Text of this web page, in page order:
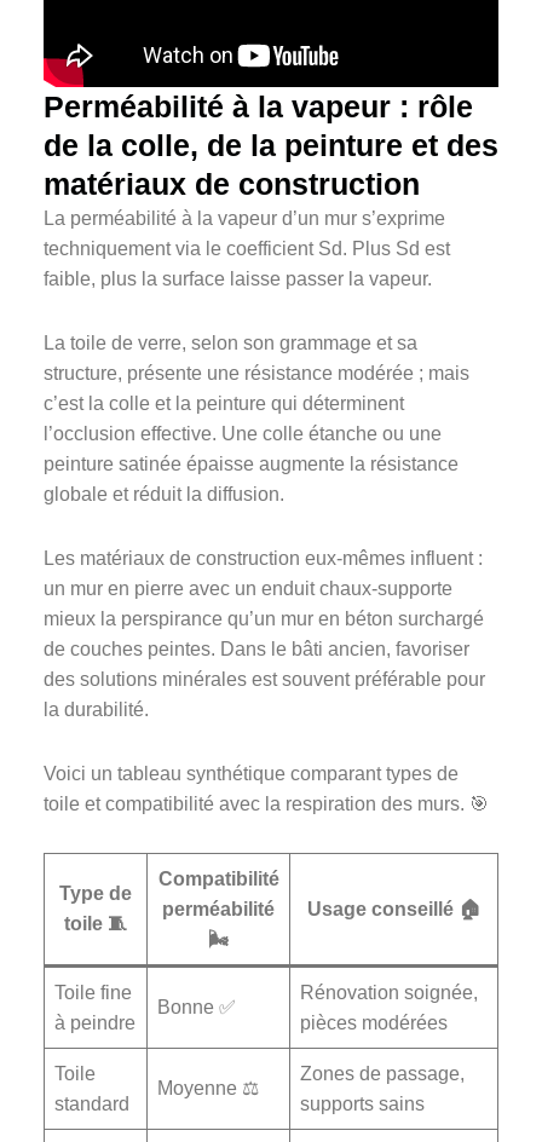
Perméabilité à la vapeur : rôle
de la colle, de la peinture et des
matériaux de construction
La perméabilité à la vapeur d’un mur s’exprime
techniquement via le coefficient Sd. Plus Sd est
faible, plus la surface laisse passer la vapeur.
La toile de verre, selon son grammage et sa
structure, présente une résistance modérée ; mais
c’est la colle et la peinture qui déterminent
l’occlusion effective. Une colle étanche ou une
peinture satinée épaisse augmente la résistance
globale et réduit la diffusion.
Les matériaux de construction eux-mêmes influent :
un mur en pierre avec un enduit chaux-supporte
mieux la perspirance qu’un mur en béton surchargé
de couches peintes. Dans le bâti ancien, favoriser
des solutions minérales est souvent préférable pour
la durabilité.
Voici un tableau synthétique comparant types de
toile et compatibilité avec la respiration des murs. 🎯
Type de
toile 🧵
Compatibilité
perméabilité
🌬️
Usage conseillé 🏠
Toile fine
à peindre
Bonne ✅
Rénovation soignée,
pièces modérées
Toile
standard
Moyenne ⚖️
Zones de passage,
supports sains